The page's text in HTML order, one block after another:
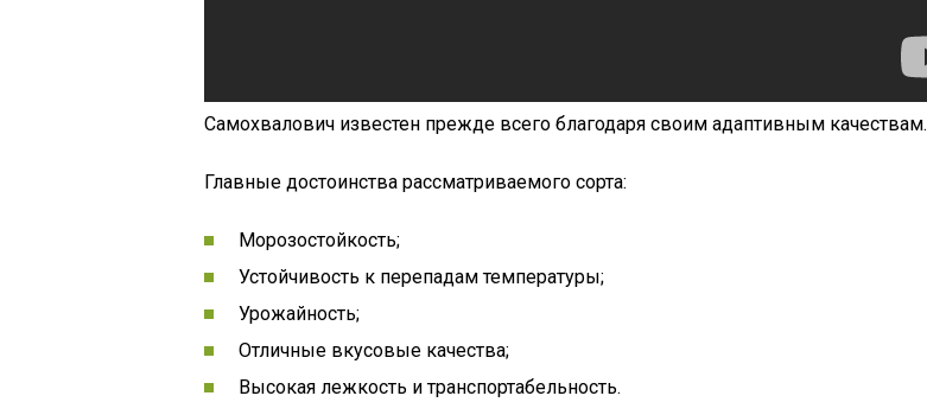
Самохвалович известен прежде всего благодаря своим адаптивным качествам.
Главные достоинства рассматриваемого сорта:
Морозостойкость;
Устойчивость к перепадам температуры;
Урожайность;
Отличные вкусовые качества;
Высокая лежкость и транспортабельность.